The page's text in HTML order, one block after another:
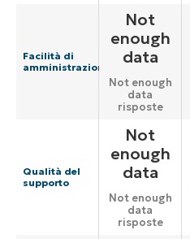
Facilità di
amministrazione
Not
enough
data
Not enough
data
risposte
Qualità del
supporto
Not
enough
data
Not enough
data
risposte